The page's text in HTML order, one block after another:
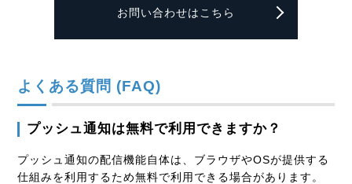
お問い合わせはこちら
よくある質問 (FAQ)
プッシュ通知は無料で利用できますか？
プッシュ通知の配信機能自体は、ブラウザやOSが提供する
仕組みを利用するため無料で利用できる場合があります。